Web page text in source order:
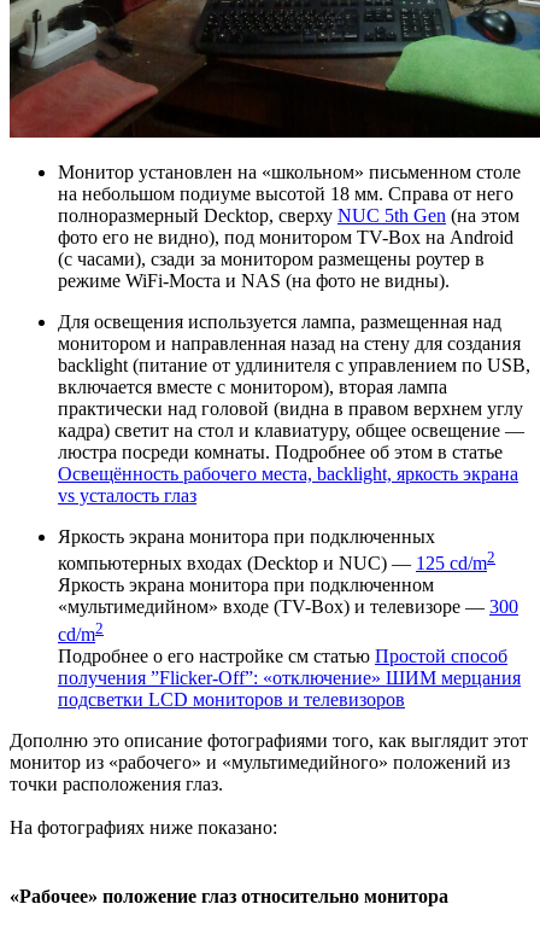
Монитор установлен на «школьном» письменном столе
на небольшом подиуме высотой 18 мм. Справа от него
полноразмерный Decktop, сверху NUC 5th Gen (на этом
фото его не видно), под монитором TV-Box на Android
(с часами), cзади за монитором размещены роутер в
режиме WiFi-Моста и NAS (на фото не видны).
Для освещения используется лампа, размещенная над
монитором и направленная назад на стену для создания
backlight (питание от удлинителя с управлением по USB,
включается вместе с монитором), вторая лампа
практически над головой (видна в правом верхнем углу
кадра) светит на стол и клавиатуру, общее освещение —
люстра посреди комнаты. Подробнее об этом в статье
Освещённость рабочего места, backlight, яркость экрана
vs усталость глаз
Яркость экрана монитора при подключенных
компьютерных входах (Decktop и NUC) — 125 cd/m2
Яркость экрана монитора при подключенном
«мультимедийном» входе (TV-Box) и телевизоре — 300
cd/m2
Подробнее о его настройке см статью Простой способ
получения ”Flicker-Off”: «отключение» ШИМ мерцания
подсветки LCD мониторов и телевизоров
Дополню это описание фотографиями того, как выглядит этот
монитор из «рабочего» и «мультимедийного» положений из
точки расположения глаз.
На фотографиях ниже показано:
«Рабочее» положение глаз относительно монитора